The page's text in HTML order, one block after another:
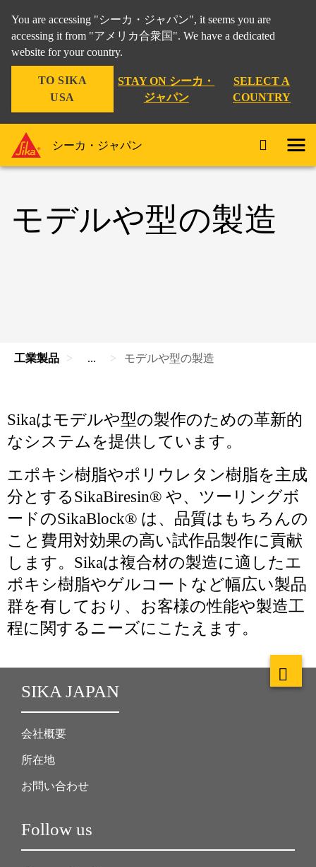
You are accessing "シーカ・ジャパン", it seems you are
accessing it from "アメリカ合衆国". We have a dedicated
website for your country.
TO SIKA
USA
STAY ON シーカ・
ジャパン
SELECT A
COUNTRY
シーカ・ジャパン
モデルや型の製造
工業製品 ... モデルや型の製造
Sikaはモデルや型の製作のための革新的
なシステムを提供しています。
エポキシ樹脂やポリウレタン樹脂を主成
分とするSikaBiresin® や、ツーリングボ
ードのSikaBlock® は、品質はもちろんの
こと費用対効果の高い試作品製作に貢献
します。Sikaは複合材の製造に適したエ
ポキシ樹脂やゲルコートなど幅広い製品
群を有しており、お客様の性能や製造工
程に関するニーズにこたえます。
SIKA JAPAN
会社概要
所在地
お問い合わせ
Follow us